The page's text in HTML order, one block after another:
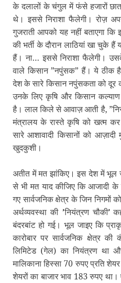
के दलालों के चंगुल में फंसे हजारों
थे। इससे निराशा फैलेगी। रोज़
गुजराती आपको यह नहीं बताएगा
की भर्ती के दौरान लाठियां खा चुके
हैं। ना… इससे निराशा फैलेगी।
वाले किसान ”नपुंसक” हैं। ये ठीक
देश के सारे किसान नपुंसकता को दूर
उनके लिए कृषि और किसान कल्‍याण
है। लाल किले से आवाज़ आती है,
मंत्रालय के रास्‍ते कृषि को खत्‍म
सारे आशावादी किसानों को आज़ादी
खुदकुशी।
अतीत में मत झांकिए। इस देश में भूल
से भी मत याद कीजिए कि आजादी
गए सार्वजनिक क्षेत्र के जिन निगमों
अर्थव्यवस्था की ’नियंत्रण चौकी’
बंदरबांट हो गई। भूल जाइए कि
कारोबार पर सार्वजनिक क्षेत्र
लिमिटेड (गेल) का नियंत्रण था
मालिकाना हिस्सा 70 रुपए प्रति
शेयरों का बाजार भाव 183 रुपए